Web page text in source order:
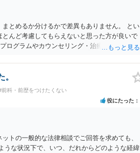
とめるか分けるかで差異もありません。 とい
んど考慮してもらえないと思った方が良いで
ログラムやカウンセリング・治療の内容 ・利
るものでなければあまり意味がありません。
けで十分であり、実刑となるか微妙な事案で
。
前科・前歴をつけたくない
役にたった
トの一般的な法律相談でご回答を求めても、
な状況下で、いつ、だれからどのような経緯